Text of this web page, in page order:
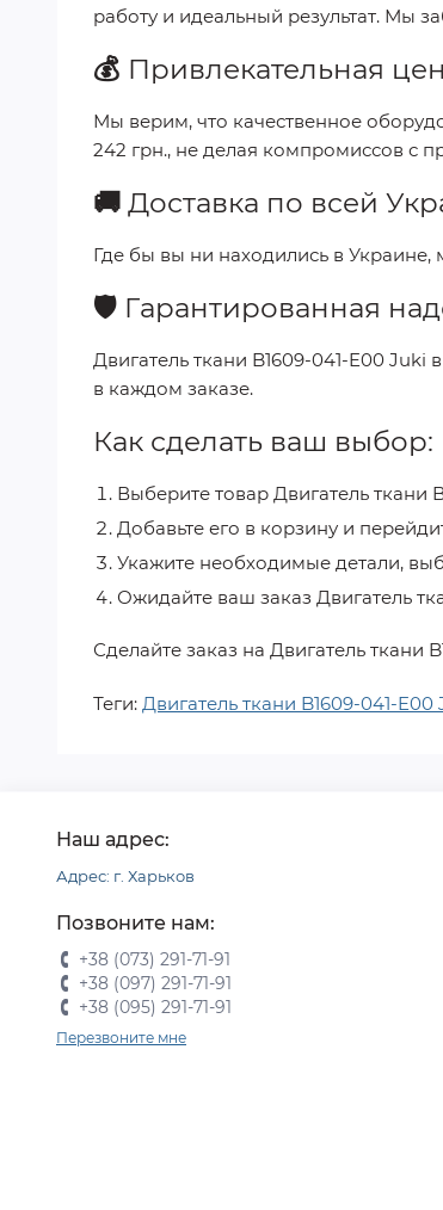
работу и идеальный результат. Мы
💰 Привлекательная
Мы верим, что качественное
242 грн., не делая компромиссов с
🚚 Доставка по всей
Где бы вы ни находились в
🛡️ Гарантированная
Двигатель ткани B1609-041-E00 Juki в
в каждом заказе.
Как сделать ваш выбор:
Выберите товар Двигатель ткани
Добавьте его в корзину и
Укажите необходимые детали,
Ожидайте ваш заказ Двигатель
Сделайте заказ на Двигатель ткани
Теги: Двигатель ткани B1609-041-E00
Наш адрес:
Адрес: г. Харьков
Позвоните нам:
+38 (073) 291-71-91
+38 (097) 291-71-91
+38 (095) 291-71-91
Перезвоните мне